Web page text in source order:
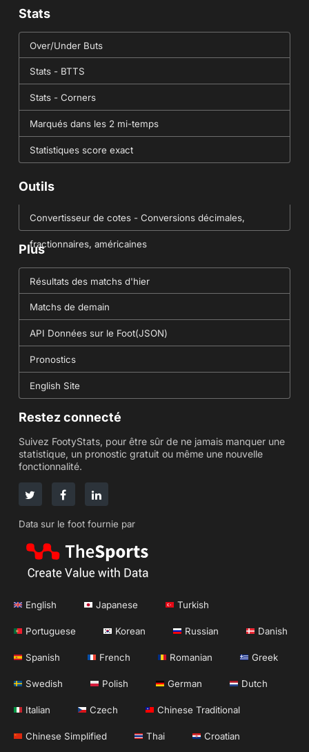
Stats
Over/Under Buts
Stats - BTTS
Stats - Corners
Marqués dans les 2 mi-temps
Statistiques score exact
Outils
Convertisseur de cotes - Conversions décimales,
fractionnaires, américaines
Plus
Résultats des matchs d'hier
Matchs de demain
API Données sur le Foot(JSON)
Pronostics
English Site
Restez connecté
Suivez FootyStats, pour être sûr de ne jamais manquer une
statistique, un pronostic gratuit ou même une nouvelle
fonctionnalité.
Data sur le foot fournie par
English Japanese Turkish
Portuguese Korean Russian Danish
Spanish French Romanian Greek
Swedish Polish German Dutch
Italian Czech Chinese Traditional
Chinese Simplified Thai Croatian